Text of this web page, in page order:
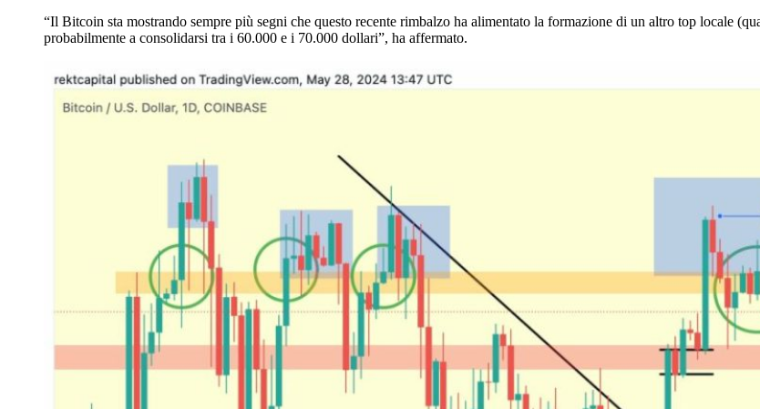
“Il Bitcoin sta mostrando sempre più segni che questo recente rimbalzo ha alimentato la formazione di un altro top locale
probabilmente a consolidarsi tra i 60.000 e i 70.000 dollari”, ha affermato.